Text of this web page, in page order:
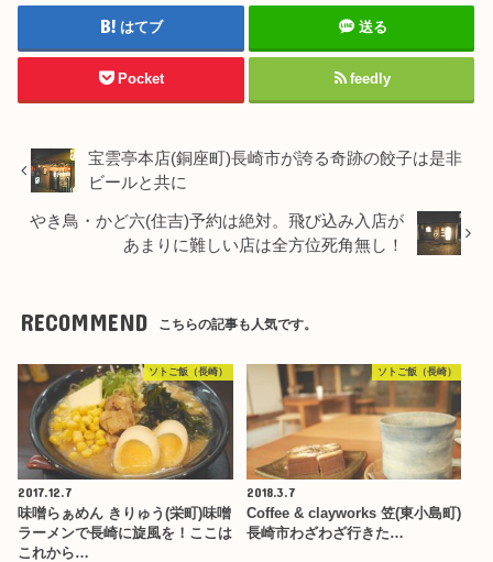
はてブ 送る
Pocket feedly
宝雲亭本店(銅座町)長崎市が誇る奇跡の餃子は是非
ビールと共に
やき鳥・かど六(住吉)予約は絶対。飛び込み入店が
あまりに難しい店は全方位死角無し！
RECOMMEND こちらの記事も人気です。
ソトご飯（長崎）
2017.12.7
味噌らぁめん きりゅう(栄町)味噌
ラーメンで長崎に旋風を！ここは
これから…
ソトご飯（長崎）
2018.3.7
Coffee & clayworks 笠(東小島町)
長崎市わざわざ行きた…